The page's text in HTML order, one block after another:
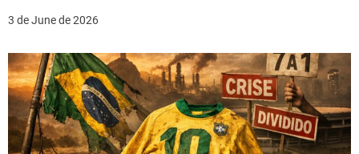
3 de June de 2026